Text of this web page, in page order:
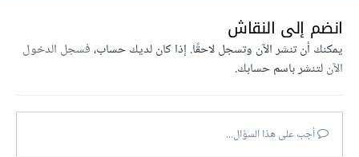
انضم إلى النقاش
يمكنك أن تنشر الآن وتسجل لاحقًا. إذا كان لديك حساب،فسجل الدخول
الآنلتنشر باسم حسابك.
أجب على هذا السؤال...